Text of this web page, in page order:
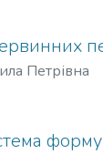
Петрівна